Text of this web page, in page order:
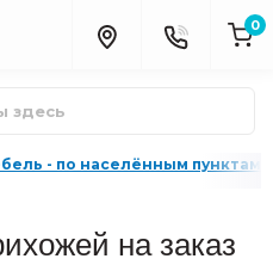
0
- по населённым пунктам
на заказ